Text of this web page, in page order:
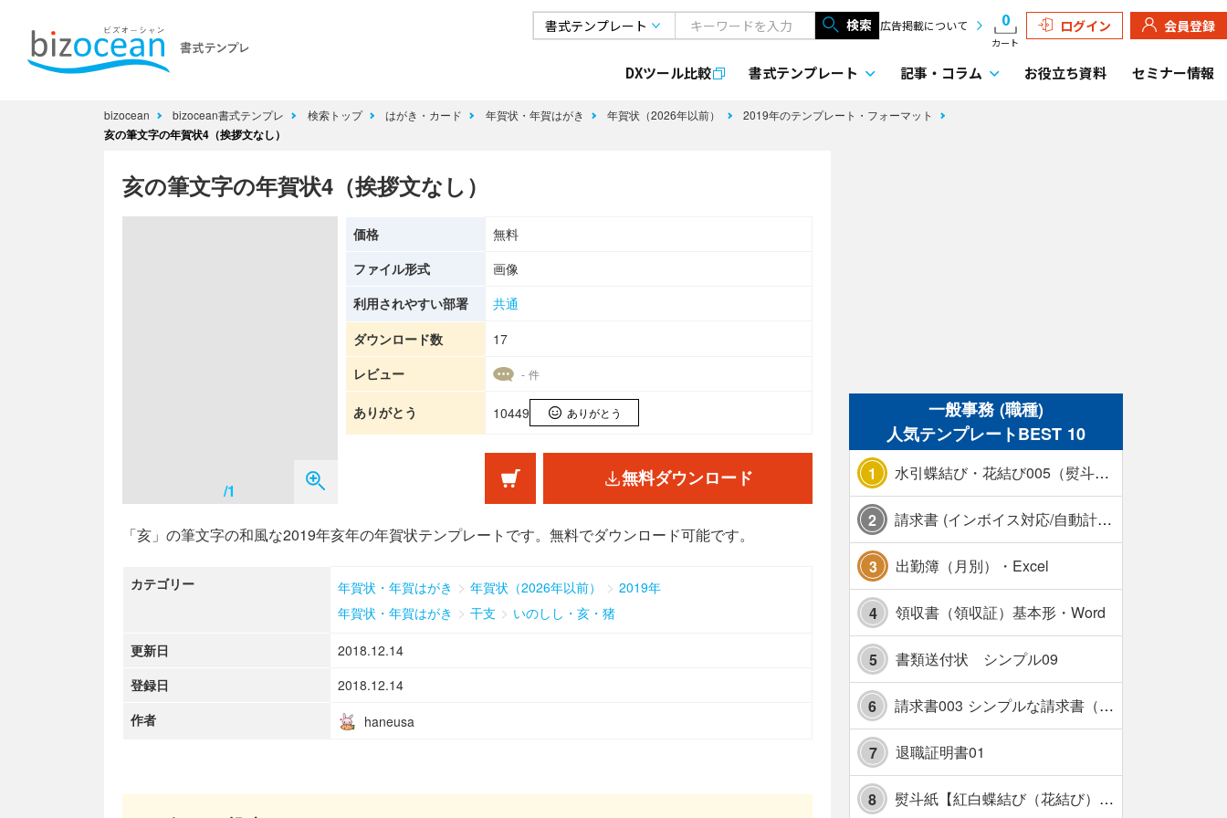
検索 広告掲載について 0
カート
ログイン 会員登録
DXツール比較 書式テンプレート 記事・ コラム お役立ち資料 セミナー情報
bizocean bizocean書式テンプレ 検索トップ はがき・カード 年賀状・年賀はがき 年賀状（2026年以前） 2019年のテンプレート・フォーマット
亥の筆文字の年賀状4（挨拶文なし）
亥の筆文字の年賀状4（挨拶文なし）
/1
価格
無料
ファイル形式
画像
利用されやすい部署
共通
ダウンロード数
17
レビュー
- 件
ありがとう 10449 ありがとう
無料ダウンロード
「亥」の筆文字の和風な2019年亥年の年賀状テンプレートです。無料でダウンロード可能です。
カテゴリー 年賀状・年賀はがき > 年賀状（2026年以前） > 2019年
年賀状・年賀はがき > 干支 > いのしし・亥・猪
更新日
2018.12.14
登録日
2018.12.14
作者
haneusa
一般事務 (職種)
人気テンプレートBEST 10
1 水引蝶結び・花結び005（熨斗あり）
2 請求書 (インボイス対応/自動計算/A4 縦) カラー 使い方解説あり
3 出勤簿（月別）・Excel
4 領収書（領収証）基本形・Word
5 書類送付状 シンプル09
6 請求書003 シンプルな請求書（消費税10％対応）
7 退職証明書01
8 熨斗紙【紅白蝶結び（花結び）・水引7本】・Excel